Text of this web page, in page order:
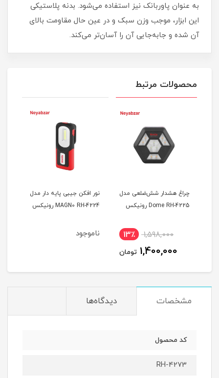
به عنوان پاوربانک نیز استفاده می‌شود. بدنه‌ پلاستیکی
این ابزار، موجب وزن سبک و در عین حال مقاومت بالای
آن شده و جابه‌جایی آن را آسان‌تر می‌کند.
محصولات مرتبط
چراغ هشدار شش‌ضلعی مدل
Dome RH-4225 رونیکس
1,598,000 13٪
1,400,000 تومان
نور افکن جیبی پایه دار مدل
MAGN0 RH-4224 رونیکس
ناموجود
مشخصات دیدگاه‌ها
کد محصول
RH-4273